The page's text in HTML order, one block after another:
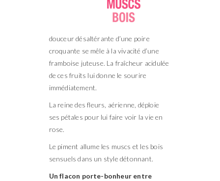
douceur désaltérante d’une poire
croquante se mêle à la vivacité d’une
framboise juteuse. La fraîcheur acidulée
de ces fruits lui donne le sourire
immédiatement.
La reine des fleurs, aérienne, déploie
ses pétales pour lui faire voir la vie en
rose.
Le piment allume les muscs et les bois
sensuels dans un style détonnant.
Un flacon porte-bonheur entre